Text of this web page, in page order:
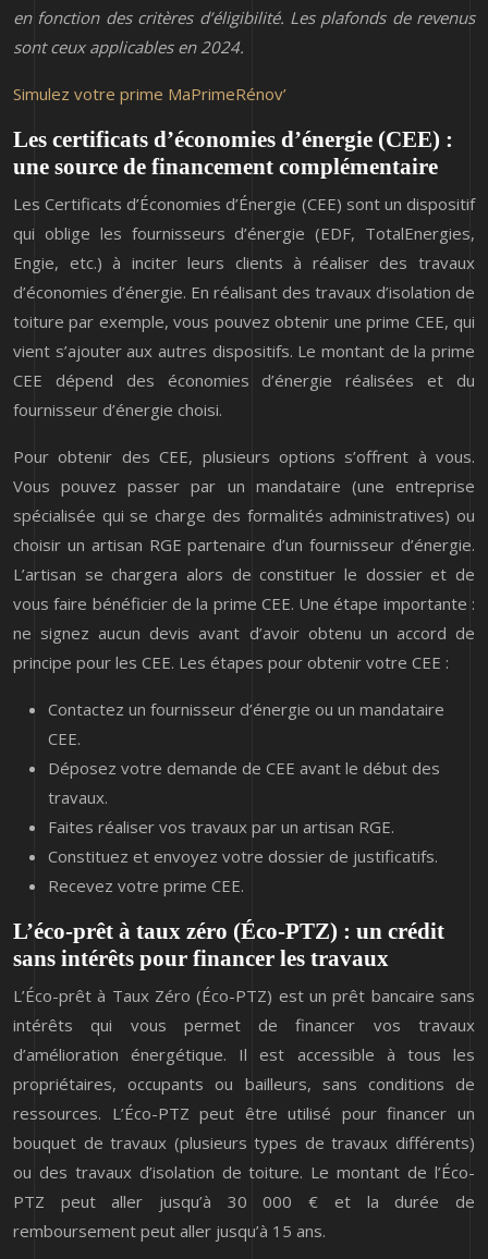
en fonction des critères d’éligibilité. Les plafonds de revenus
sont ceux applicables en 2024.
Simulez votre prime MaPrimeRénov’
Les certificats d’économies d’énergie (CEE) :
une source de financement complémentaire
Les Certificats d’Économies d’Énergie (CEE) sont un dispositif
qui oblige les fournisseurs d’énergie (EDF, TotalEnergies,
Engie, etc.) à inciter leurs clients à réaliser des travaux
d’économies d’énergie. En réalisant des travaux d’isolation de
toiture par exemple, vous pouvez obtenir une prime CEE, qui
vient s’ajouter aux autres dispositifs. Le montant de la prime
CEE dépend des économies d’énergie réalisées et du
fournisseur d’énergie choisi.
Pour obtenir des CEE, plusieurs options s’offrent à vous.
Vous pouvez passer par un mandataire (une entreprise
spécialisée qui se charge des formalités administratives) ou
choisir un artisan RGE partenaire d’un fournisseur d’énergie.
L’artisan se chargera alors de constituer le dossier et de
vous faire bénéficier de la prime CEE. Une étape importante :
ne signez aucun devis avant d’avoir obtenu un accord de
principe pour les CEE. Les étapes pour obtenir votre CEE :
Contactez un fournisseur d’énergie ou un mandataire
CEE.
Déposez votre demande de CEE avant le début des
travaux.
Faites réaliser vos travaux par un artisan RGE.
Constituez et envoyez votre dossier de justificatifs.
Recevez votre prime CEE.
L’éco-prêt à taux zéro (Éco-PTZ) : un crédit
sans intérêts pour financer les travaux
L’Éco-prêt à Taux Zéro (Éco-PTZ) est un prêt bancaire sans
intérêts qui vous permet de financer vos travaux
d’amélioration énergétique. Il est accessible à tous les
propriétaires, occupants ou bailleurs, sans conditions de
ressources. L’Éco-PTZ peut être utilisé pour financer un
bouquet de travaux (plusieurs types de travaux différents)
ou des travaux d’isolation de toiture. Le montant de l’Éco-
PTZ peut aller jusqu’à 30 000 € et la durée de
remboursement peut aller jusqu’à 15 ans.